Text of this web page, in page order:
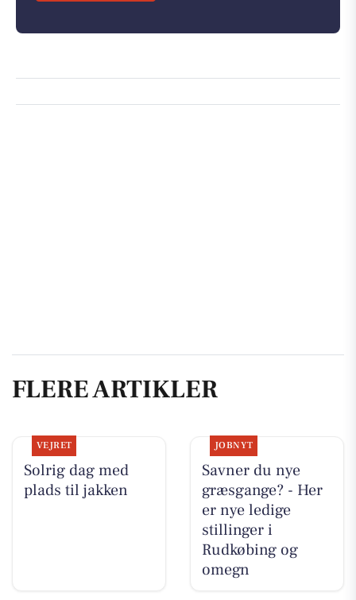
FLERE ARTIKLER
VEJRET
Solrig dag med
plads til jakken
JOBNYT
Savner du nye
græsgange? - Her
er nye ledige
stillinger i
Rudkøbing og
omegn